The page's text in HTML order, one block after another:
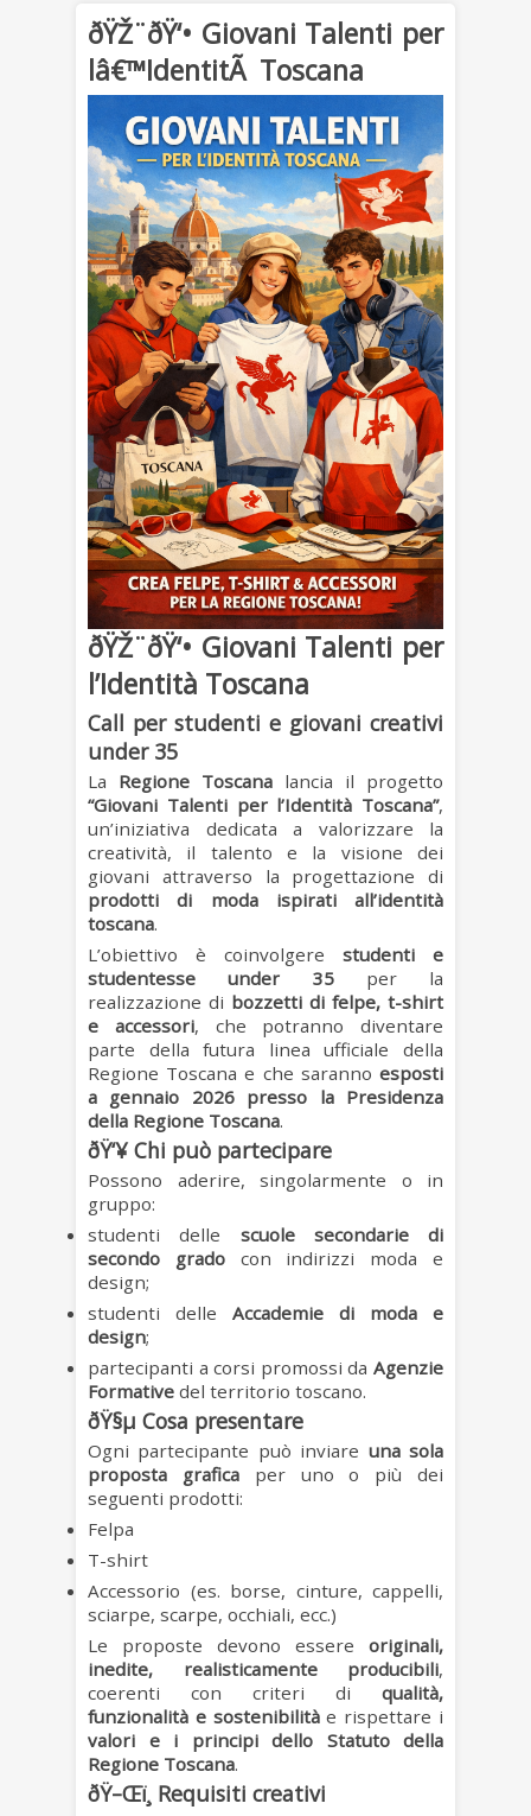
ðŸŽ¨ðŸ‘• Giovani Talenti per
lâ€™IdentitÃ Toscana
ðŸŽ¨ðŸ‘• Giovani Talenti per
l’Identità Toscana
Call per studenti e giovani creativi
under 35
La Regione Toscana lancia il progetto
“Giovani Talenti per l’Identità Toscana”,
un’iniziativa dedicata a valorizzare la
creatività, il talento e la visione dei
giovani attraverso la progettazione di
prodotti di moda ispirati all’identità
toscana.
L’obiettivo è coinvolgere studenti e
studentesse under 35per la
realizzazione di bozzetti di felpe, t-shirt
e accessori, che potranno diventare
parte della futura linea ufficiale della
Regione Toscana e che saranno esposti
a gennaio 2026 presso la Presidenza
della Regione Toscana.
ðŸ‘¥ Chi può partecipare
Possono aderire, singolarmente o in
gruppo:
studenti delle scuole secondarie di
secondo gradocon indirizzi moda e
design;
studenti delle Accademie di moda e
design;
partecipanti a corsi promossi da Agenzie
Formative del territorio toscano.
ðŸ§µ Cosa presentare
Ogni partecipante può inviare una sola
proposta graficaper uno o più dei
seguenti prodotti:
Felpa
T-shirt
Accessorio (es. borse, cinture, cappelli,
sciarpe, scarpe, occhiali, ecc.)
Le proposte devono essere originali,
inedite, realisticamente producibili,
coerenti con criteri di qualità,
funzionalità e sostenibilitàe rispettare i
valori e i principi dello Statuto della
Regione Toscana.
ðŸ–Œï¸ Requisiti creativi